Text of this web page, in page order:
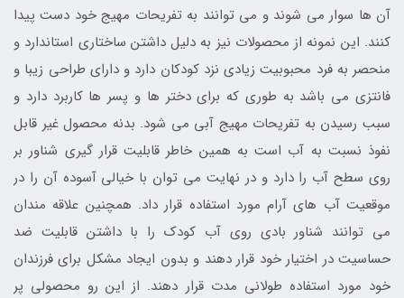
آن ها سوار می شوند و می توانند به تفریحات مهیج خود دست پیدا
کنند. این نمونه از محصولات نیز به دلیل داشتن ساختاری استاندارد و
منحصر به فرد محبوبیت زیادی نزد کودکان دارد و دارای طراحی زیبا و
فانتزی می باشد به طوری که برای دختر ها و پسر ها کاربرد دارد و
سبب رسیدن به تفریحات مهیج آبی می شود. بدنه محصول غیر قابل
نفوذ نسبت به آب است به همین خاطر قابلیت قرار گیری شناور بر
روی سطح آب را دارد و در نهایت می توان با خیالی آسوده آن را در
موقعیت آب های آرام مورد استفاده قرار داد. همچنین علاقه مندان
می توانند شناور بادی روی آب کودک را با داشتن قابلیت ضد
حساسیت در اختیار خود قرار دهند و بدون ایجاد مشکل برای فرزندان
خود مورد استفاده طولانی مدت قرار دهند. از این رو محصولی پر